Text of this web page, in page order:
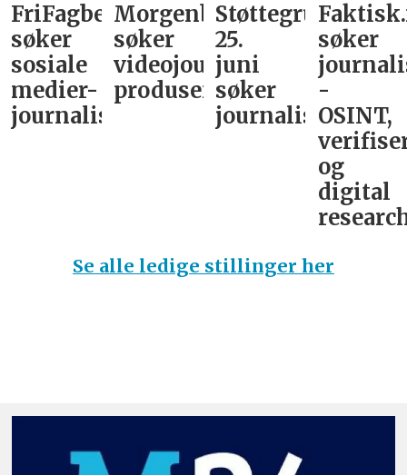
FriFagbevegelse
søker
sosiale
medier-
journalist
Morgenbladet
søker
videojournalist/podkast-
produsent
Støttegruppa
25.
juni
søker
journalist
søker
-
OSINT,
og
digital
Se alle ledige stillinger her